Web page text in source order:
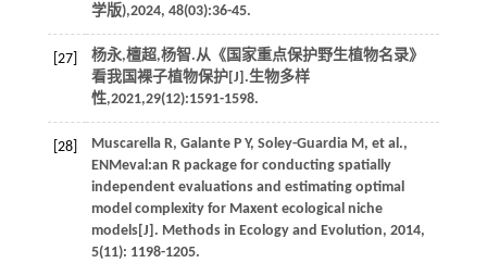
学版),2024, 48(03):36-45.
[27]
杨永,檀超,杨智.从《国家重点保护野生植物名录》
看我国裸子植物保护[J].生物多样
性,2021,29(12):1591-1598.
[28] Muscarella R, Galante P Y, Soley-Guardia M, et al.,
ENMeval:an R package for conducting spatially
independent evaluations and estimating optimal
model complexity for Maxent ecological niche
models[J]. Methods in Ecology and Evolution, 2014,
5(11): 1198-1205.